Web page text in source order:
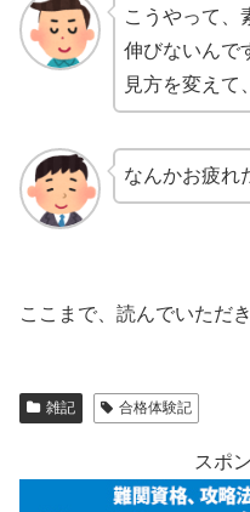
こうやって、
伸びないんで
見方を変えて
なんかお疲れ
ここまで、読んでいただ
雑記 合格体験記
スポ